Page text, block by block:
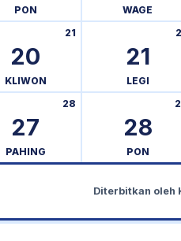
PON WAGE
20
21
KLIWON
21
LEGI
27
28
PAHING
28
PON
Diterbitkan oleh